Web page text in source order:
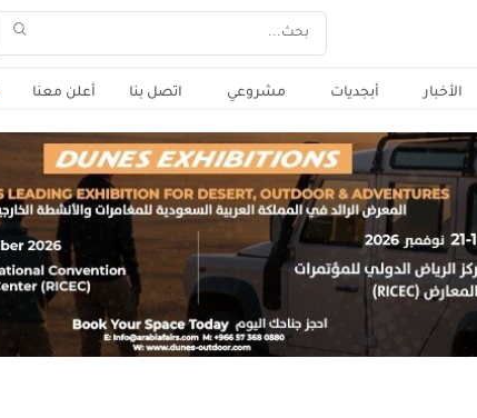
الأخبار أبجديات مشروعي اتصل بنا أعلن معنا